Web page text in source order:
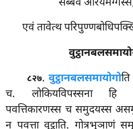
एवं तावेत्थ
८२७. वुट्ठानबलसमायोगो
च. लोकियविपस्सना हि
पवत्तिकारणस्स च समुदयस्स
न पवत्ता वुट्ठाति. गोत्रभुञाणं